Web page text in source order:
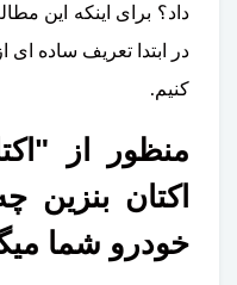
داد؟ برای اینکه این
در ابتدا تعریف ساده
کنیم.
منظور از
اکتان بنزین
خودرو شما